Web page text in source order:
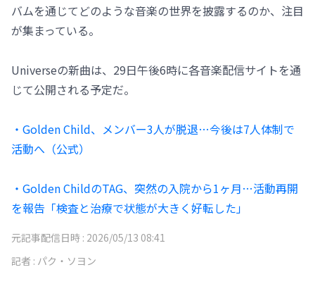
バムを通じてどのような音楽の世界を披露するのか、注目
が集まっている。
Universeの新曲は、29日午後6時に各音楽配信サイトを通
じて公開される予定だ。
・Golden Child、メンバー3人が脱退…今後は7人体制で
活動へ（公式）
・Golden ChildのTAG、突然の入院から1ヶ月…活動再開
を報告「検査と治療で状態が大きく好転した」
元記事配信日時 : 2026/05/13 08:41
記者 : パク・ソヨン